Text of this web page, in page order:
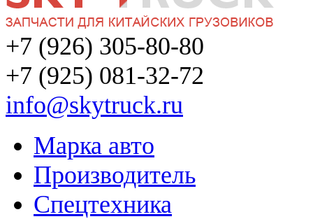
+7 (926) 305-80-80
+7 (925) 081-32-72
info@skytruck.ru
Марка авто
Производитель
Спецтехника